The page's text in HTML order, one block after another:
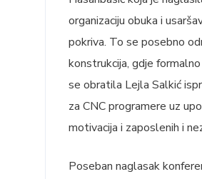
organizaciju obuka i
pokriva. To se posebno
konstrukcija, gdje
se obratila Lejla Salkić
za CNC programere uz
motivacija i zaposlenih i
Poseban naglasak